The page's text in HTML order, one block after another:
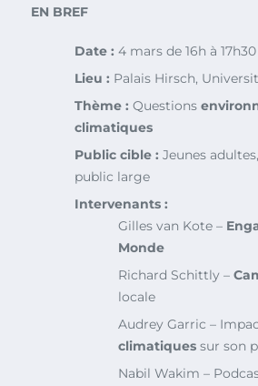
EN BREF
Date : 4 mars de 16h à 17h30
Lieu : Palais Hirsch,
Thème : Questions
climatiques
Public cible : Jeunes
public large
Intervenants :
Gilles van Kote –
Monde
Richard Schittly –
locale
Audrey Garric –
climatiques sur son
Nabil Wakim –